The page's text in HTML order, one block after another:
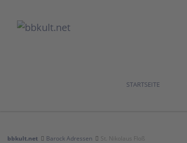
STARTSEITE
bbkult.net Barock Adressen St. Nikolaus Floß